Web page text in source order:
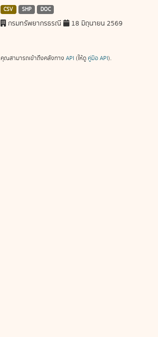
CSV SHP DOC
กรมทรัพยากรธรณี 18 มิถุนายน 2569
คุณสามารถเข้าถึงคลังทาง API (ให้ดู คู่มือ API).